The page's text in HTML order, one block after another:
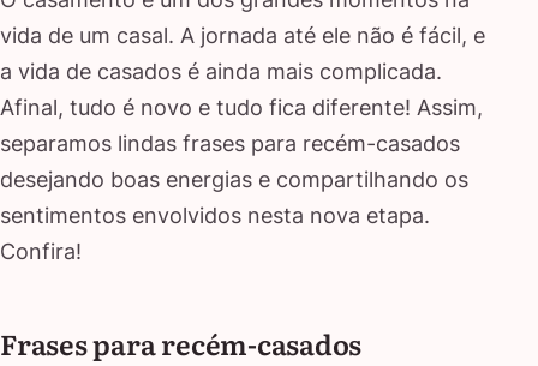
vida de um casal. A jornada até ele não é fácil, e
a vida de casados é ainda mais complicada.
Afinal, tudo é novo e tudo fica diferente! Assim,
separamos lindas frases para recém-casados
desejando boas energias e compartilhando os
sentimentos envolvidos nesta nova etapa.
Confira!
Frases para recém-casados